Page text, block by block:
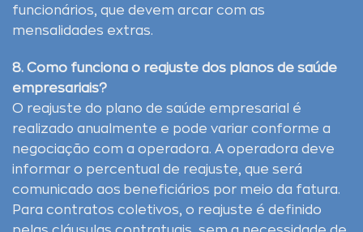
funcionários, que devem arcar com as
mensalidades extras.
8. Como funciona o reajuste dos planos de saúde
empresariais?
O reajuste do plano de saúde empresarial é
realizado anualmente e pode variar conforme a
negociação com a operadora. A operadora deve
informar o percentual de reajuste, que será
comunicado aos beneficiários por meio da fatura.
Para contratos coletivos, o reajuste é definido